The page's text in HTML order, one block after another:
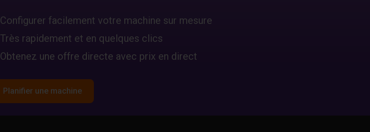
Configurer facilement votre machine sur mesure
Très rapidement et en quelques clics
Obtenez une offre directe avec prix en direct
Planifier une machine